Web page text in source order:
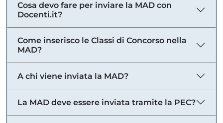
Cosa devo fare per inviare la MAD con
Docenti.it?
Come inserisco le Classi di Concorso nella
MAD?
A chi viene inviata la MAD?
La MAD deve essere inviata tramite la PEC?